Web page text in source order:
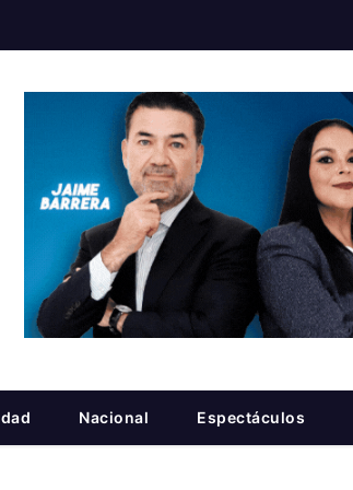
Nacional Espectáculos